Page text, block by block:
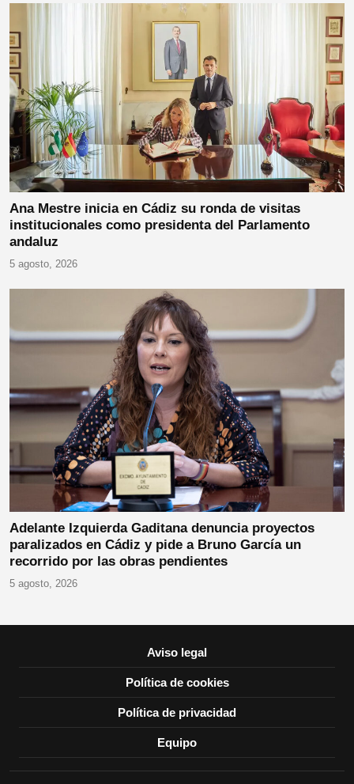
Ana Mestre inicia en Cádiz su ronda de visitas
institucionales como presidenta del Parlamento
andaluz
5 agosto, 2026
Adelante Izquierda Gaditana denuncia proyectos
paralizados en Cádiz y pide a Bruno García un
recorrido por las obras pendientes
5 agosto, 2026
Aviso legal
Política de cookies
Política de privacidad
Equipo